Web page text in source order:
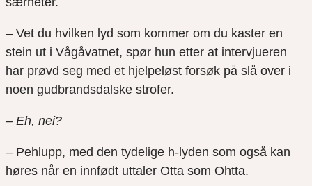
– Vet du hvilken lyd som kommer om du kaster en
stein ut i Vågåvatnet, spør hun etter at intervjueren
har prøvd seg med et hjelpeløst forsøk på slå over i
noen gudbrandsdalske strofer.
– Eh, nei?
– Pehlupp, med den tydelige h-lyden som også kan
høres når en innfødt uttaler Otta som Ohtta.